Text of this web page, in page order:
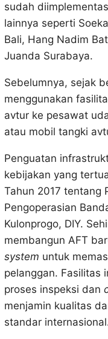
sudah
lainnya seperti
Bali, Hang Nadim
Juanda Surabaya.
Sebelumnya, sejak
menggunakan
avtur ke pesawat
atau mobil tangki
Penguatan
kebijakan yang
Tahun 2017 tentang
Pengoperasian
Kulonprogo, DIY.
membangun AFT
system untuk
pelanggan. Fasilitas
proses inspeksi dan
menjamin kualitas
standar